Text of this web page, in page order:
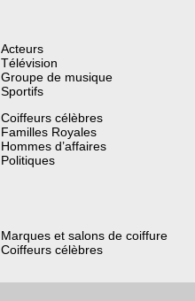
Acteurs
Télévision
Groupe de musique
Sportifs
Coiffeurs célèbres
Familles Royales
Hommes d’affaires
Politiques
Marques et salons de coiffure
Coiffeurs célèbres